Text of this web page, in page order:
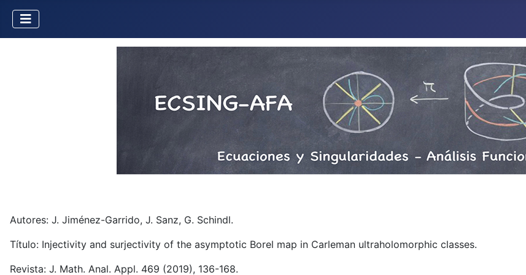
Autores: J. Jiménez-Garrido, J. Sanz, G. Schindl.
Título: Injectivity and surjectivity of the asymptotic Borel map in Carleman ultraholomorphic classes.
Revista: J. Math. Anal. Appl. 469 (2019), 136-168.